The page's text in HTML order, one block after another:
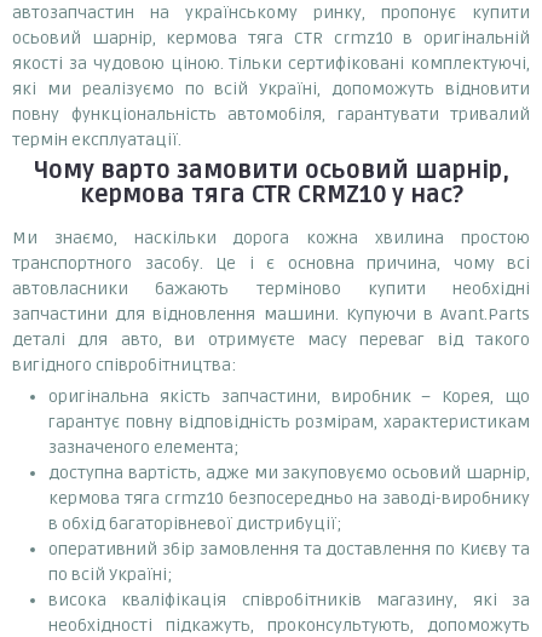
автозапчастин на українському ринку, пропонує купити
осьовий шарнір, кермова тяга CTR crmz10 в оригінальній
якості за чудовою ціною. Тільки сертифіковані комплектуючі,
які ми реалізуємо по всій Україні, допоможуть відновити
повну функціональність автомобіля, гарантувати тривалий
термін експлуатації.
Чому варто замовити осьовий шарнір,
кермова тяга CTR CRMZ10у нас?
Ми знаємо, наскільки дорога кожна хвилина простою
транспортного засобу. Це і є основна причина, чому всі
автовласники бажають терміново купити необхідні
запчастини для відновлення машини. Купуючи в Avant.Parts
деталі для авто, ви отримуєте масу переваг від такого
вигідного співробітництва:
оригінальна якість запчастини, виробник – Корея, що
гарантує повну відповідність розмірам, характеристикам
зазначеного елемента;
доступна вартість, адже ми закуповуємо осьовий шарнір,
кермова тяга crmz10 безпосередньо на заводі-виробнику
в обхід багаторівневої дистрибуції;
оперативний збір замовлення та доставлення по Києву та
по всій Україні;
висока кваліфікація співробітників магазину, які за
необхідності підкажуть, проконсультують, допоможуть